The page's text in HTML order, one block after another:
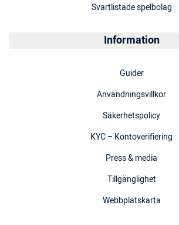
Svartlistade spelbolag
Information
Guider
Användningsvillkor
Säkerhetspolicy
KYC – Kontoverifiering
Press & media
Tillgänglighet
Webbplatskarta